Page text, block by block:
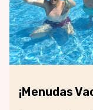
¡Menudas